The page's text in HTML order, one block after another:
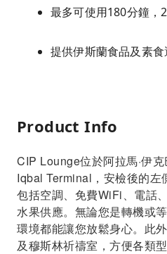
最多可使用180分鐘，
提供伊斯蘭食品及素食
Product Info
CIP Lounge位於阿拉馬·伊
Iqbal Terminal，安檢後的左
包括空調、免費WiFi、電話
水果供應。無論您是轉機或
環境都能讓您放鬆身心。此
及穆斯林祈禱室，方便各類型